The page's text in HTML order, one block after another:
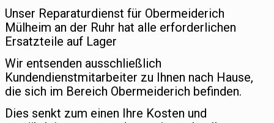
Unser Reparaturdienst für Obermeiderich
Mülheim an der Ruhr hat alle erforderlichen
Ersatzteile auf Lager
Wir entsenden ausschließlich
Kundendienstmitarbeiter zu Ihnen nach Hause,
die sich im Bereich Obermeiderich befinden.
Dies senkt zum einen Ihre Kosten und